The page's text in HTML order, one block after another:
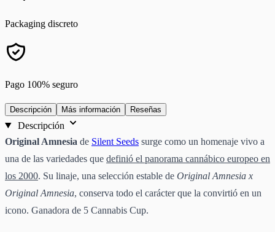
Packaging discreto
Pago 100% seguro
Descripción Más información Reseñas
Descripción
Original Amnesia de Silent Seeds surge como un homenaje vivo a
una de las variedades que definió el panorama cannábico europeo en
los 2000. Su linaje, una selección estable de Original Amnesia x
Original Amnesia, conserva todo el carácter que la convirtió en un
icono. Ganadora de 5 Cannabis Cup.